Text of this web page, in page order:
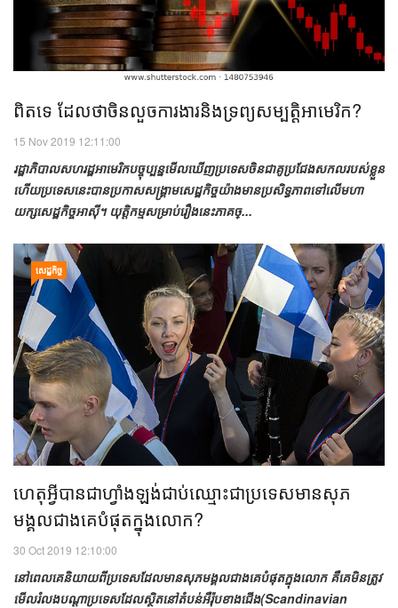
ពិតទេ ដែលថាចិនលួចការងារនិងទ្រព្យសម្បត្តិអាមេរិក?
15 Nov 2019 12:11:00
រដ្ឋាភិបាលសហរដ្ឋអាមេរិកបច្ចុប្បន្នមើលឃើញប្រទេសចិនជាគូប្រជែងសកលរបស់ខ្លួន
ហើយប្រទេសនេះបានប្រកាសសង្គ្រាមសេដ្ឋកិច្ចយ៉ាងមានប្រសិទ្ធភាពទៅលើមហា
យក្សសេដ្ឋកិច្ចអាស៊ី។ យុត្តិកម្មសម្រាប់រឿងនេះភាគច្...
សេដ្ឋកិច្ច
ហេតុអ្វីបានជាហ្វាំងឡង់ជាប់ឈ្មោះជាប្រទេសមានសុភ
មង្គលជាងគេបំផុតក្នុងលោក?
30 Oct 2019 12:10:00
នៅពេលគេនិយាយពីប្រទេសដែលមានសុភមង្គលជាងគេបំផុតក្នុងលោក គឺគេមិនត្រូវ
មើលរំលងបណ្តាប្រទេសដែលស្ថិតនៅតំបន់អឺរ៉ុបខាងជើង(Scandinavian